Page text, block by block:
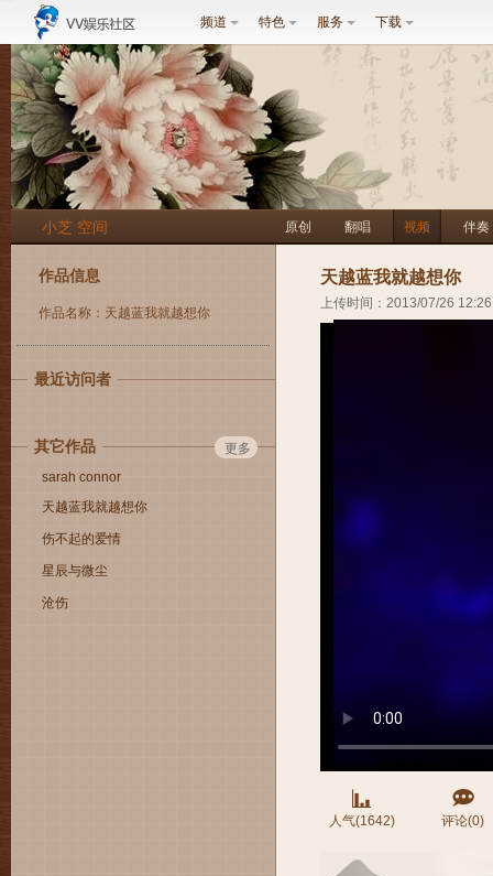
频道 特色 服务 下载
小芝 空间 原创 翻唱 视频 伴奏
作品信息
作品名称：天越蓝我就越想你
最近访问者
其它作品
更多
sarah connor
天越蓝我就越想你
伤不起的爱情
星辰与微尘
沧伤
天越蓝我就越想你
上传时间：2013/07/26 12:26
人气(1642) 评论(0)